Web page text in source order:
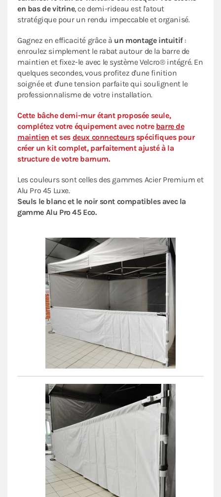
en bas de vitrine, ce demi-rideau est l'atout
stratégique pour un rendu impeccable et organisé.
Gagnez en efficacité grâce à un montage intuitif:
enroulez simplement le rabat autour de la barre de
maintien et fixez-le avec le système Velcro® intégré. En
quelques secondes, vous profitez d'une finition
soignée et d'une tension parfaite qui soulignent le
professionnalisme de votre installation.
Cette bâche demi-mur étant proposée seule,
complétez votre équipement avec notre barre de
maintien et ses deux connecteursspécifiques pour
créer un kit complet, parfaitement ajusté à la
structure de votre barnum.
Les couleurs sont celles des gammes Acier Premium et
Alu Pro 45 Luxe.
Seuls le blanc et le noir sont compatibles avec la
gamme Alu Pro 45 Eco.